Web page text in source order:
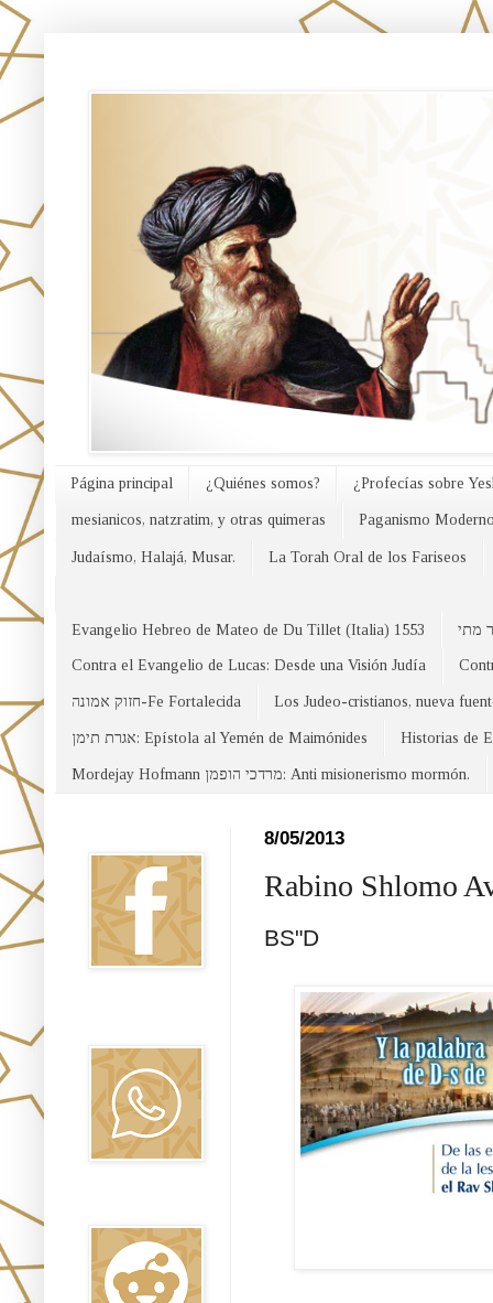
Página principal ¿Quiénes somos? ¿Profecías sobre
mesianicos, natzratim, y otras quimeras Paganismo
Judaísmo, Halajá, Musar. La Torah Oral de los Fariseos
Evangelio Hebreo de Mateo de Du Tillet (Italia) 1553
Contra el Evangelio de Lucas: Desde una Visión Judía
חזוק אמונה-Fe Fortalecida Los Judeo-cristianos, nueva
אגרת תימן: Epístola al Yemén de Maimónides Historias de
Mordejay Hofmann מרדכי הופמן: Anti misionerismo mormón.
8/05/2013
Rabino Shlomo
BS"D